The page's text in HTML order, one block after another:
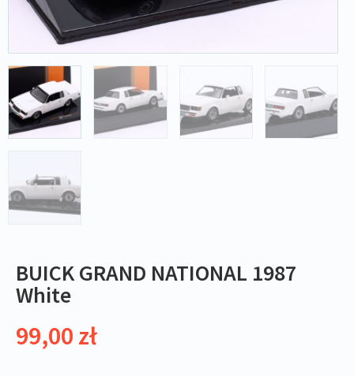
BUICK GRAND NATIONAL 1987
White
99,00 zł